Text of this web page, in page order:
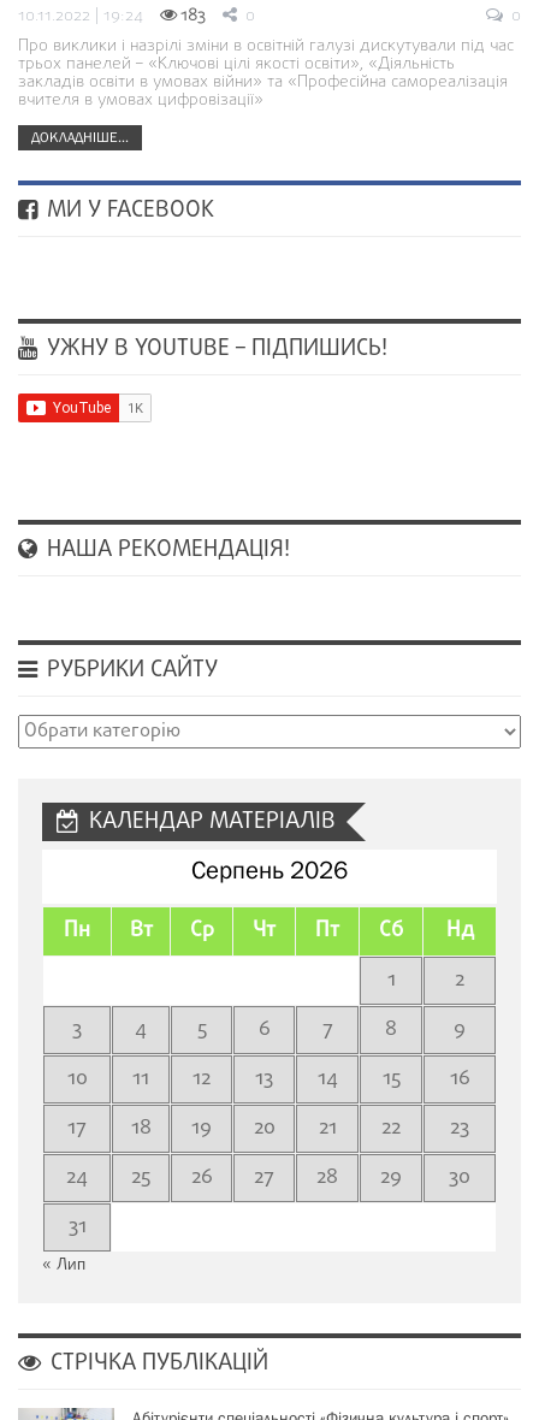
10.11.2022 | 19:24 183 0
0
Про виклики і назрілі зміни в освітній галузі дискутували під час
трьох панелей – «Ключові цілі якості освіти», «Діяльність
закладів освіти в умовах війни» та «Професійна самореалізація
вчителя в умовах цифровізації»
ДОКЛАДНІШЕ...
МИ У FACEBOOK
УЖНУ В YOUTUBE – ПІДПИШИСЬ!
НАША РЕКОМЕНДАЦІЯ!
РУБРИКИ САЙТУ
Рубрики
КАЛЕНДАР МАТЕРІАЛІВ
Серпень 2026
Пн Вт Ср Чт Пт Сб Нд
1
2
3
4 5 6 7 8
9
10
11 12 13 14 15
16
17
18 19 20 21 22
23
24
25 26 27 28 29
30
31
« Лип
СТРІЧКА ПУБЛІКАЦІЙ